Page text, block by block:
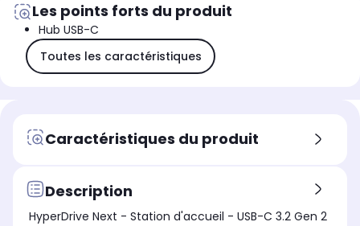
Les points forts du produit
Hub USB-C
Toutes les caractéristiques
Caractéristiques du produit
Description
HyperDrive Next - Station d'accueil - USB-C 3.2 Gen 2